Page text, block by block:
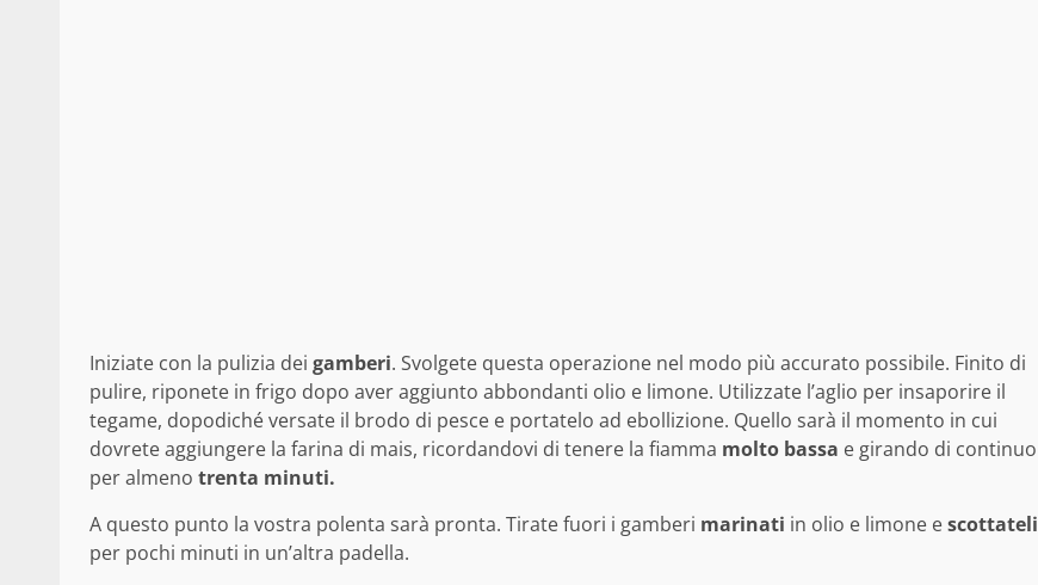
Iniziate con la pulizia dei gamberi. Svolgete questa operazione nel modo più accurato possibile. Finito di
pulire, riponete in frigo dopo aver aggiunto abbondanti olio e limone. Utilizzate l’aglio per insaporire il
tegame, dopodiché versate il brodo di pesce e portatelo ad ebollizione. Quello sarà il momento in cui
dovrete aggiungere la farina di mais, ricordandovi di tenere la fiamma molto bassa e girando di continuo
per almeno trenta minuti.
A questo punto la vostra polenta sarà pronta. Tirate fuori i gamberi marinati in olio e limone escottateli
per pochi minuti in un’altra padella.